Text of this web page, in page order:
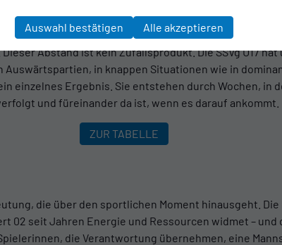
Auswahl bestätigen Alle akzeptieren
21 Punkte aus acht Spielen, ein Torverhältnis von
Abstand ist kein Zufallsprodukt. Die SSVg U17
in knappen Situationen wie in
einzelnes Ergebnis. Sie entstehen durch Wochen, in
und füreinander da ist, wenn es darauf ankommt.
ZUR TABELLE
die über den sportlichen Moment hinausgeht.
02 seit Jahren Energie und Ressourcen widmet –
die Verantwortung übernehmen, eine